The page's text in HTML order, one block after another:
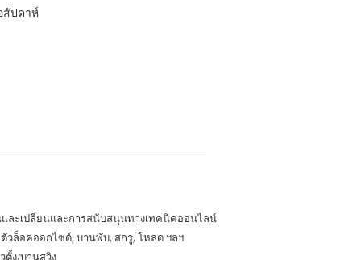
สัปดาห์
ละเปลี่ยนและการสนับสนุนทางเทคนิคออนไลน์
วล็อคออกไซด์, บานพับ, สกรู, โหลด ฯลฯ
ตั้ง/บานสวิง